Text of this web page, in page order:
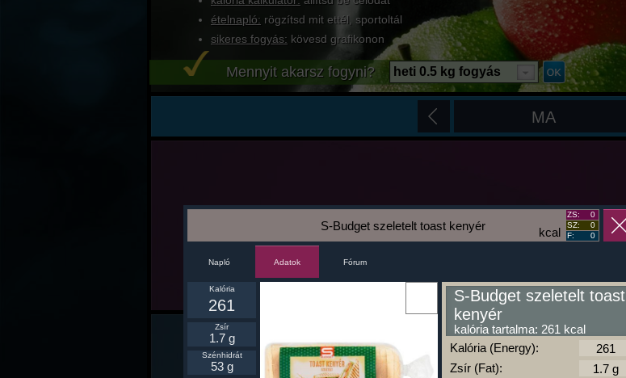
ételnapló: rögzítsd mit ettél, sportoltál
sikeres fogyás: kövesd grafikonon
Mennyit akarsz fogyni? heti 0.5 kg fogyás
MA
kcal
S-Budget szeletelt toast kenyér
ZS:
0
SZ:
0
F:
0
Napló Adatok Fórum
Kalória
261
Zsír
1.7 g
Szénhidrát
53 g
S-Budget szeletelt toast
kenyér
kalória tartalma: 261 kcal
Kalória (Energy):
Zsír (Fat):